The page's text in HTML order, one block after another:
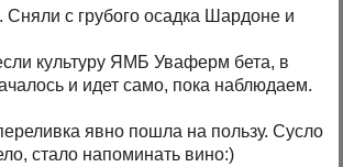
с грубого осадка Шардоне и
культуру ЯМБ Уваферм бета, в
и идет само, пока наблюдаем.
явно пошла на пользу. Сусло
стало напоминать вино:)